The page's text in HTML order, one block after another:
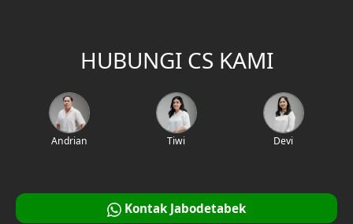
Desain Walk in Closet
HUBUNGI CS KAMI
Andrian Tiwi Devi
Kontak Jabodetabek